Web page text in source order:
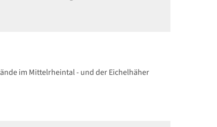
im Mittelrheintal - und der Eichelhäher